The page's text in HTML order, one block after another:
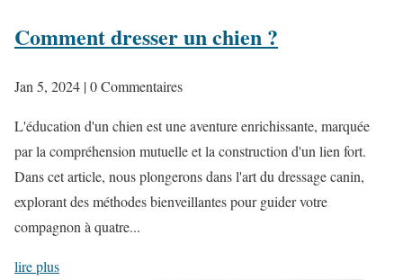
Comment dresser un chien ?
Jan 5, 2024 | 0 Commentaires
L'éducation d'un chien est une aventure enrichissante, marquée
par la compréhension mutuelle et la construction d'un lien fort.
Dans cet article, nous plongerons dans l'art du dressage canin,
explorant des méthodes bienveillantes pour guider votre
compagnon à quatre...
lire plus